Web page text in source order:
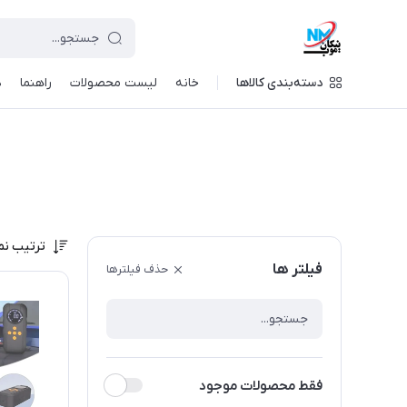
دسته‌بندی کالاها خانه لیست محصولات راهنما
فیلتر ها حذف فیلترها
فقط محصولات موجود
ترتیب